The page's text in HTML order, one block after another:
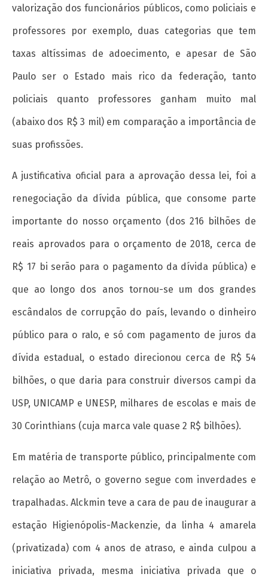
de
wp-
admin
março
2018
admin
universitária hoje
1 de
de
wp-
valorização dos funcionários públicos, como policiais e
professores por exemplo, duas categorias que tem
taxas altíssimas de adoecimento, e apesar de São
Paulo ser o Estado mais rico da federação, tanto
policiais quanto professores ganham muito mal
(abaixo dos R$ 3 mil) em comparação a importância de
suas profissões.
A justificativa oficial para a aprovação dessa lei, foi a
renegociação da dívida pública, que consome parte
importante do nosso orçamento (dos 216 bilhões de
reais aprovados para o orçamento de 2018, cerca de
R$ 17 bi serão para o pagamento da dívida pública) e
que ao longo dos anos tornou-se um dos grandes
escândalos de corrupção do país, levando o dinheiro
público para o ralo, e só com pagamento de juros da
dívida estadual, o estado direcionou cerca de R$ 54
bilhões, o que daria para construir diversos campi da
USP, UNICAMP e UNESP, milhares de escolas e mais de
30 Corinthians (cuja marca vale quase 2 R$ bilhões).
Em matéria de transporte público, principalmente com
relação ao Metrô, o governo segue com inverdades e
trapalhadas. Alckmin teve a cara de pau de inaugurar a
estação Higienópolis-Mackenzie, da linha 4 amarela
(privatizada) com 4 anos de atraso, e ainda culpou a
iniciativa privada, mesma iniciativa privada que o